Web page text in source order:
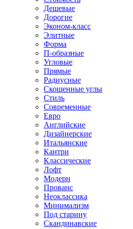
Дешевые
Дорогие
Эконом-класс
Элитные
Форма
П-образные
Угловые
Прямые
Радиусные
Скошенные углы
Стиль
Современные
Евро
Английские
Дизайнерские
Итальянские
Кантри
Классические
Лофт
Модерн
Прованс
Неоклассика
Минимализм
Под старину
Скандинавские